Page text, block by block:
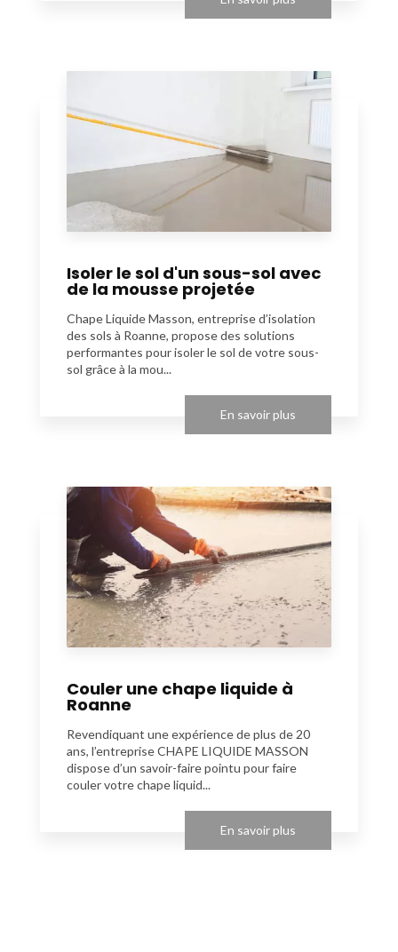
Isoler le sol d'un sous-sol avec
de la mousse projetée
Chape Liquide Masson, entreprise d’isolation
des sols à Roanne, propose des solutions
performantes pour isoler le sol de votre sous-
sol grâce à la mou...
En savoir plus
Couler une chape liquide à
Roanne
Revendiquant une expérience de plus de 20
ans, l’entreprise CHAPE LIQUIDE MASSON
dispose d’un savoir-faire pointu pour faire
couler votre chape liquid...
En savoir plus